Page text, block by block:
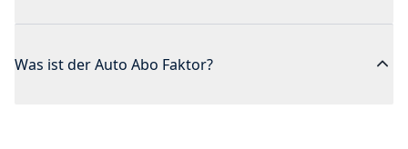
Was ist der Auto Abo Faktor?